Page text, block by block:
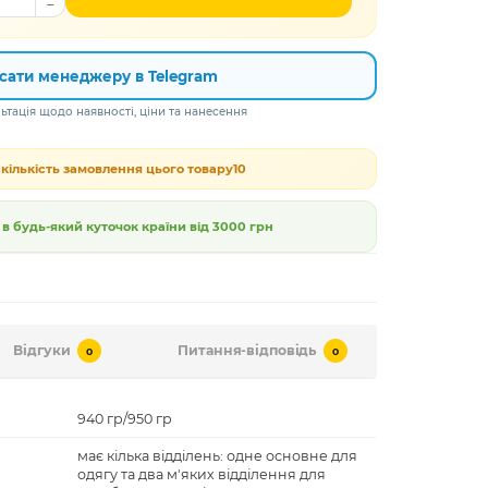
менеджеру в Telegram
щодо наявності, ціни та нанесення
замовлення цього товару10
який куточок країни від 3000 грн
Відгуки 0 Питання-відповідь 0
940 гр/950 гр
має кілька відділень: одне основне для
одягу та два м'яких відділення для